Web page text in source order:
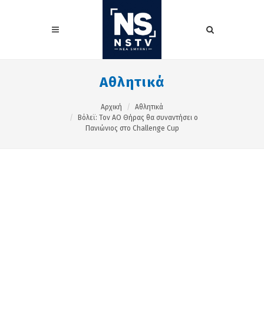
Αθλητικά
Αρχική
Αθλητικά
Βόλεϊ: Τον ΑΟ Θήρας θα συναντήσει ο
Πανιώνιος στο Challenge Cup